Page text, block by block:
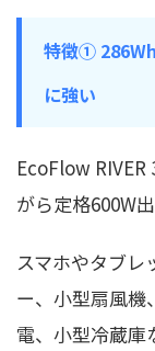
特徴①
に強い
EcoFlow
がら定格600W
スマホやタブレ
ー、小型扇風機
電、小型冷蔵庫